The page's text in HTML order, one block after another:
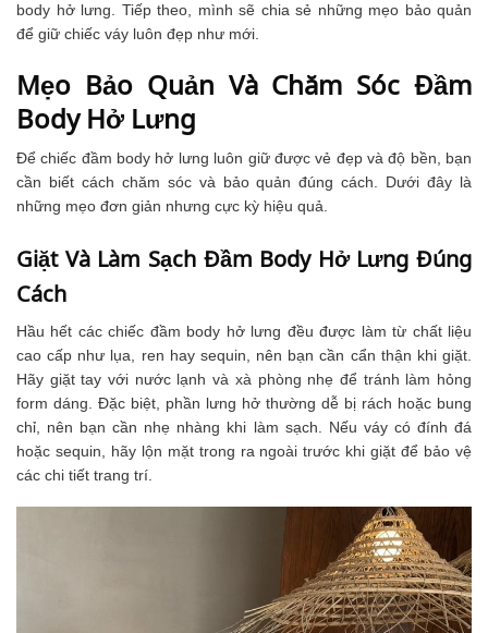
body hở lưng. Tiếp theo, mình sẽ chia sẻ những mẹo bảo quản
để giữ chiếc váy luôn đẹp như mới.
Mẹo Bảo Quản Và Chăm Sóc Đầm
Body Hở Lưng
Để chiếc đầm body hở lưng luôn giữ được vẻ đẹp và độ bền, bạn
cần biết cách chăm sóc và bảo quản đúng cách. Dưới đây là
những mẹo đơn giản nhưng cực kỳ hiệu quả.
Giặt Và Làm Sạch Đầm Body Hở Lưng Đúng
Cách
Hầu hết các chiếc đầm body hở lưng đều được làm từ chất liệu
cao cấp như lụa, ren hay sequin, nên bạn cần cẩn thận khi giặt.
Hãy giặt tay với nước lạnh và xà phòng nhẹ để tránh làm hỏng
form dáng. Đặc biệt, phần lưng hở thường dễ bị rách hoặc bung
chỉ, nên bạn cần nhẹ nhàng khi làm sạch. Nếu váy có đính đá
hoặc sequin, hãy lộn mặt trong ra ngoài trước khi giặt để bảo vệ
các chi tiết trang trí.